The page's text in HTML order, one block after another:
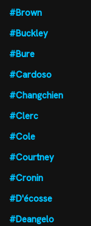
#Brown
#Buckley
#Bure
#Cardoso
#Changchien
#Clerc
#Cole
#Courtney
#Cronin
#D'écosse
#Deangelo